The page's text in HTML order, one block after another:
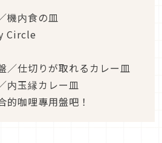
機内食の皿
Circle
／仕切りが取れるカレー皿
内玉縁カレー皿
的咖哩專用盤吧！